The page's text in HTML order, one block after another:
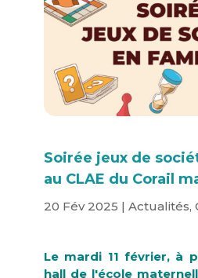
Soirée jeux de
au CLAE du Corail
20 Fév 2025 | Actualités,
Le mardi 11 février, à
hall de l'école